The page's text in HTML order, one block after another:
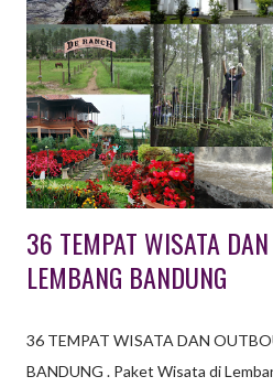
dengan thema berbagai jenis
beberapa jenis tanaman langka
Dengan konsep ini , kawasan
hanya sebagai tujuan wisata
wisata edukasi menjadi unggulan di
36 TEMPAT WISATA
LEMBANG BANDUNG
36 TEMPAT WISATA DAN
BANDUNG . Paket Wisata di